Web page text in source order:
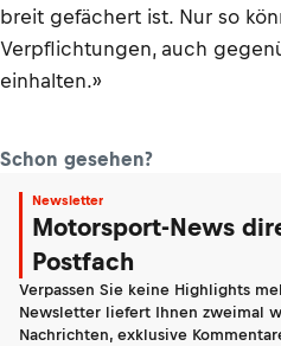
breit gefächert ist. Nur so
Verpflichtungen, auch
einhalten.»
Schon gesehen?
Newsletter
Motorsport-News
Postfach
Verpassen Sie keine Highlights
Newsletter liefert Ihnen zweimal
Nachrichten, exklusive